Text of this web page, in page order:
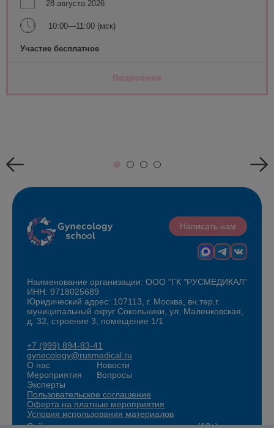
28 августа 2026
10:00—11:00 (мск)
Участие бесплатное
Подробнее
Написать нам
Наименование организации: ООО "ГК "РУСМЕДИКАЛ"
ИНН: 9718025689
Юридический адрес: 107113, г. Москва, вн.тер.г.
муниципальный округ Сокольники, ул. Маленковская,
д. 32, строение 3, помещение 1/1
+7 (999) 894-83-41
gynecology@rusmedical.ru
О нас
Мероприятия
Эксперты
Новости
Вопросы
Пользовательское соглашение
Оферта на платные мероприятия
Условия использования материалов